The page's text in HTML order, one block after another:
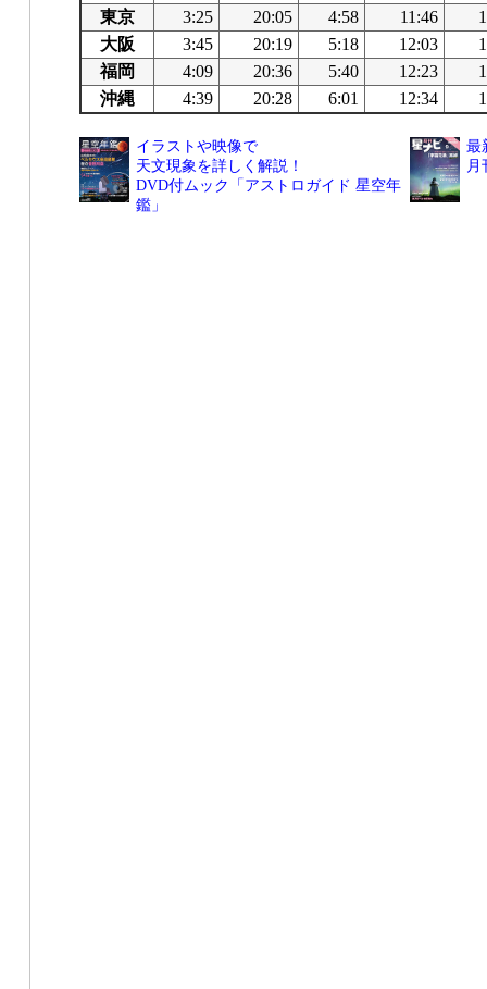
東京
3:25 20:05 4:58 11:46
大阪
3:45 20:19 5:18 12:03
福岡
4:09 20:36 5:40 12:23
沖縄
4:39 20:28 6:01 12:34
イラストや映像で
天文現象を詳しく解説！
DVD付ムック「アストロガイド 星空年
鑑」
最
月